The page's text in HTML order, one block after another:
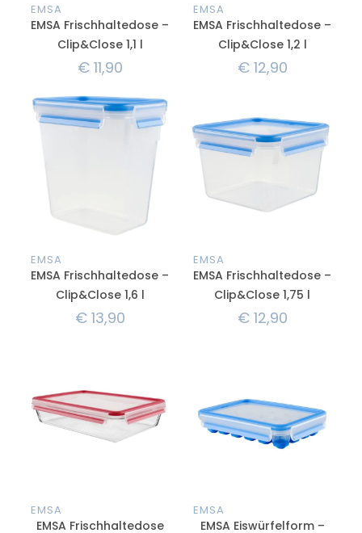
EMSA
EMSA Frischhaltedose –
Clip&Close 1,1 l
€11,90
EMSA
EMSA Frischhaltedose –
Clip&Close 1,2 l
€12,90
EMSA
EMSA Frischhaltedose –
Clip&Close 1,6 l
€13,90
EMSA
EMSA Frischhaltedose –
Clip&Close 1,75 l
€12,90
EMSA
EMSA Frischhaltedose
EMSA
EMSA Eiswürfelform –